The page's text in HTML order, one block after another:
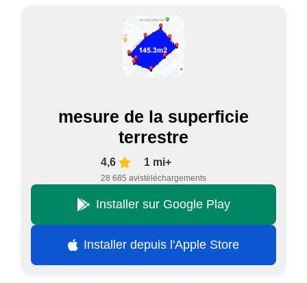
mesure de la superficie
terrestre
4,6
28 685 avis
1 mi+
téléchargements
Installer sur Google Play
Installer depuis l'Apple Store